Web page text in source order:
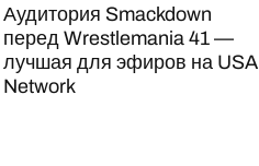
Аудитория Smackdown
перед Wrestlemania 41 —
лучшая для эфиров на USA
Network